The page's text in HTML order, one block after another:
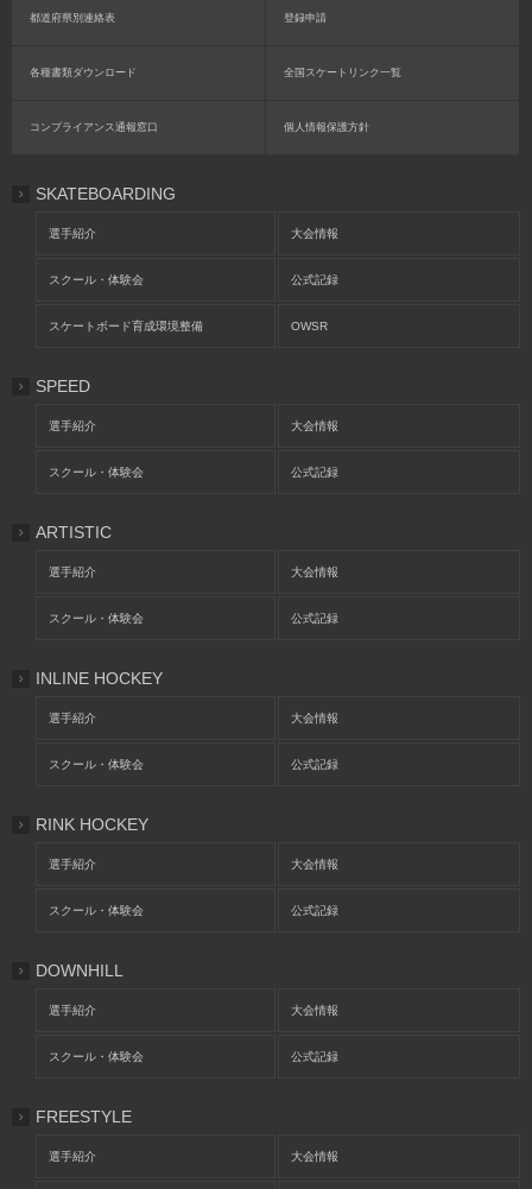
都道府県別連絡表 登録申請
各種書類ダウンロード 全国スケートリンク一覧
コンプライアンス通報窓口 個人情報保護方針
SKATEBOARDING
選手紹介 大会情報
スクール・体験会 公式記録
スケートボード育成環境整備 OWSR
SPEED
選手紹介 大会情報
スクール・体験会 公式記録
ARTISTIC
選手紹介 大会情報
スクール・体験会 公式記録
INLINE HOCKEY
選手紹介 大会情報
スクール・体験会 公式記録
RINK HOCKEY
選手紹介 大会情報
スクール・体験会 公式記録
DOWNHILL
選手紹介 大会情報
スクール・体験会 公式記録
FREESTYLE
選手紹介 大会情報